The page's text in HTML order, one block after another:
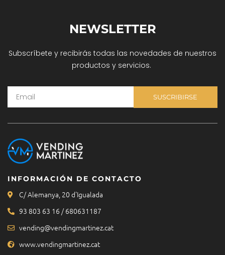
NEWSLETTER
Subscríbete y recibirás todas las novedades de nuestros
productos y servicios.
SUSCRIBIRSE
INFORMACIÓN DE CONTACTO
C/ Alemanya, 20 d'Igualada
93 803 63 16 / 680631187
vending@vendingmartinez.cat
www.vendingmartinez.cat